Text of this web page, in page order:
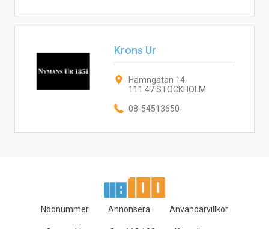
Krons Ur
Hamngatan 14
111 47 STOCKHOLM
08-54513650
Nödnummer Annonsera Användarvillkor